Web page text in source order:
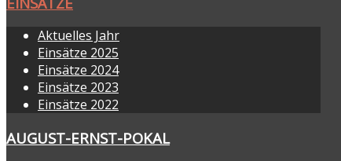
Aktuelles Jahr
Einsätze 2025
Einsätze 2024
Einsätze 2023
Einsätze 2022
AUGUST-ERNST-POKAL